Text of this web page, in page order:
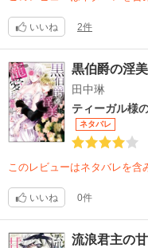
いいね 2件
黒伯爵の淫
田中琳
ティーガル様
ネタバレ
このレビューはネタバレを含
いいね 0件
流浪君主の